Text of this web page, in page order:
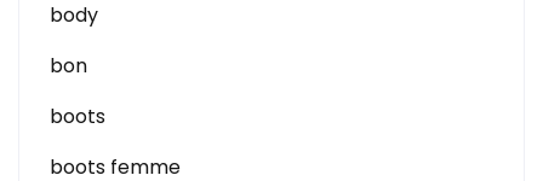
body
bon
boots
boots femme